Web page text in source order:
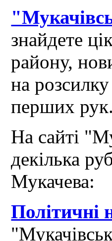
знайдете
району,
на
перших рук.
На сайті
декілька
Мукачева:
Політичні